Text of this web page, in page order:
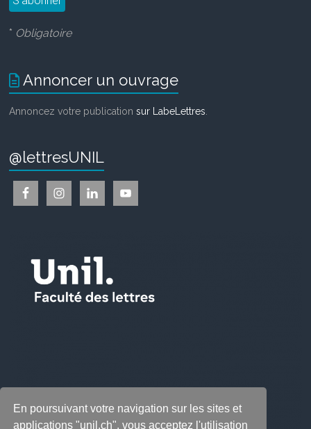
En poursuivant votre navigation sur les sites et
applications "unil.ch", vous acceptez l'utilisation
* Obligatoire
Annoncer un ouvrage
Annoncez votre publicationsur LabeLettres
@lettresUNIL